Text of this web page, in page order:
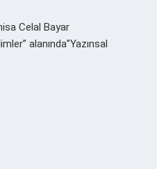
Celal Bayar
alanında”Yazınsal